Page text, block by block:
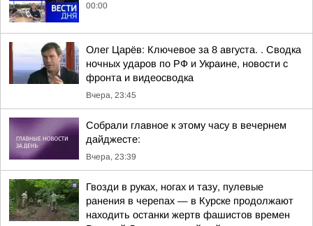
00:00
Олег Царёв: Ключевое за 8 августа. . Сводка
ночных ударов по РФ и Украине, новости с
фронта и видеосводка
Вчера, 23:45
Собрали главное к этому часу в вечернем
дайджесте:
Вчера, 23:39
Гвозди в руках, ногах и тазу, пулевые
ранения в черепах — в Курске продолжают
находить останки жертв фашистов времен